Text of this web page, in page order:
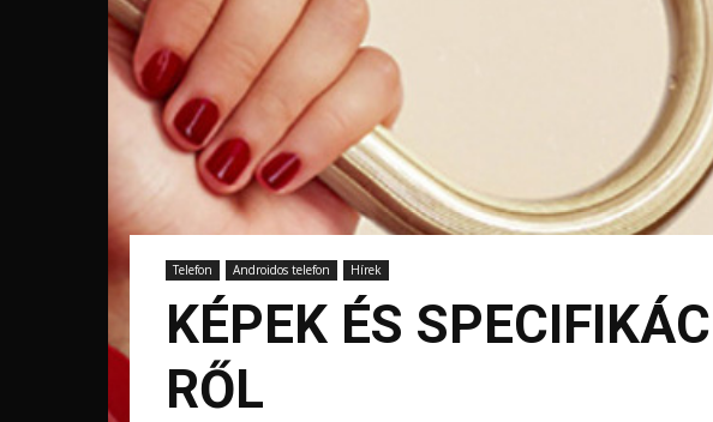
Telefon Androidos telefon Hírek
KÉPEK ÉS
RŐL